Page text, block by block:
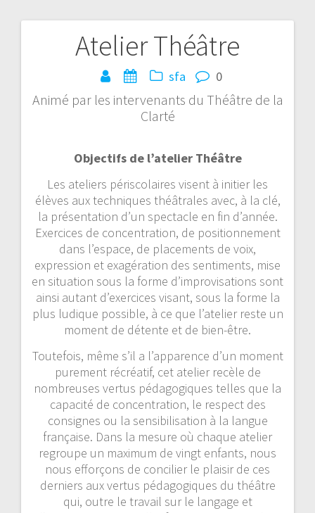
Atelier Théâtre
sfa 0
Animé par les intervenants du Théâtre de la
Clarté
Objectifs de l’atelier Théâtre
Les ateliers périscolaires visent à initier les
élèves aux techniques théâtrales avec, à la clé,
la présentation d’un spectacle en fin d’année.
Exercices de concentration, de positionnement
dans l’espace, de placements de voix,
expression et exagération des sentiments, mise
en situation sous la forme d’improvisations sont
ainsi autant d’exercices visant, sous la forme la
plus ludique possible, à ce que l’atelier reste un
moment de détente et de bien-être.
Toutefois, même s’il a l’apparence d’un moment
purement récréatif, cet atelier recèle de
nombreuses vertus pédagogiques telles que la
capacité de concentration, le respect des
consignes ou la sensibilisation à la langue
française. Dans la mesure où chaque atelier
regroupe un maximum de vingt enfants, nous
nous efforçons de concilier le plaisir de ces
derniers aux vertus pédagogiques du théâtre
qui, outre le travail sur le langage et
Navigation
de
l’article